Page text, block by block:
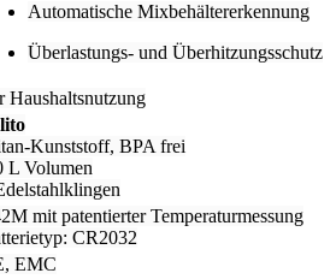
Automatische Mixbehältererkennung
Überlastungs- und Überhitzungsschutz
Haushaltsnutzung
Kunststoff, BPA frei
L Volumen
mit patentierter Temperaturmessung
CR2032
EMC